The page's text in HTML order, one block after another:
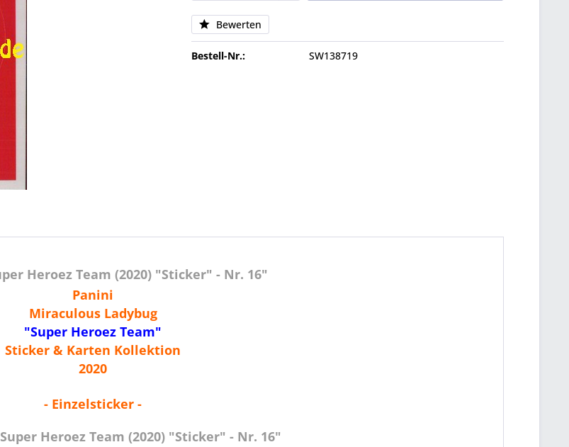
Bewerten
Bestell-Nr.: SW138719
Heroez Team (2020) "Sticker" - Nr. 16"
Panini
Miraculous Ladybug
"Super Heroez Team"
Sticker & Karten Kollektion
2020
- Einzelsticker -
Heroez Team (2020) "Sticker" - Nr. 16"